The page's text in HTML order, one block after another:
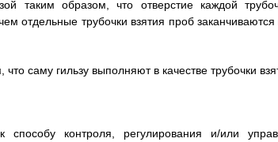
таким образом, что отверстие каждой
отдельные трубочки взятия проб
саму гильзу выполняют в качестве трубочки
способу контроля, регулирования и/или